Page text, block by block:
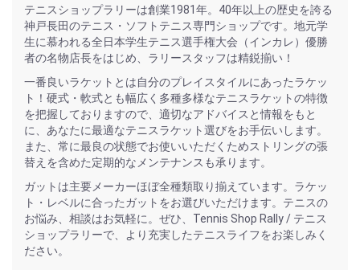
テニスショップラリーは創業1981年。40年以上の歴史を誇る
神戸長田のテニス・ソフトテニス専門ショップです。地元学
生に慕われる全日本学生テニス選手権大会（インカレ）優勝
者の名物店長をはじめ、ラリースタッフは精鋭揃い！
一番良いラケットとは自分のプレイスタイルにあったラケッ
ト！硬式・軟式とも幅広く多種多様なテニスラケットの特徴
を把握しておりますので、適切なアドバイスと情報をもと
に、あなたに最適なテニスラケット選びをお手伝いします。
また、常に最良の状態でお使いいただくためストリングの張
替えを含めた定期的なメンテナンスも承ります。
ガットは主要メーカーほぼ全種類取り揃えています。ラケッ
ト・レベルに合ったガットをお選びいただけます。テニスの
お悩み、相談はお気軽に。ぜひ、Tennis Shop Rally / テニス
ショップラリーで、より充実したテニスライフをお楽しみく
ださい。